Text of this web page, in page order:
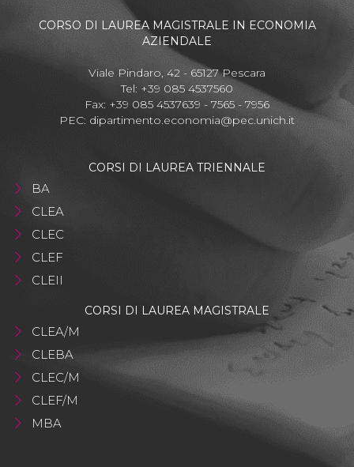
CORSO DI LAUREA MAGISTRALE IN ECONOMIA
AZIENDALE
Viale Pindaro, 42 - 65127 Pescara
Tel: +39 085 4537560
Fax: +39 085 4537639 - 7565 - 7956
PEC: dipartimento.economia@pec.unich.it
CORSI DI LAUREA TRIENNALE
BA
CLEA
CLEC
CLEF
CLEII
CORSI DI LAUREA MAGISTRALE
CLEA/M
CLEBA
CLEC/M
CLEF/M
MBA